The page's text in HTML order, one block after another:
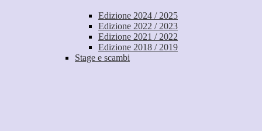
Edizione 2024 / 2025
Edizione 2022 / 2023
Edizione 2021 / 2022
Edizione 2018 / 2019
Stage e scambi